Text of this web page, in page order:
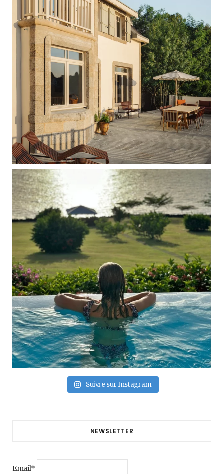
Suivre sur Instagram
NEWSLETTER
Email*